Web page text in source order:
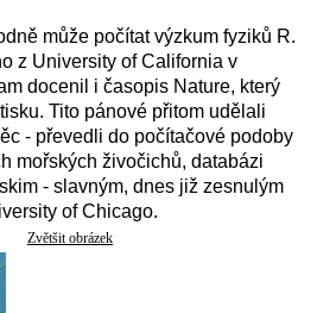
může počítat výzkum fyziků R.
z University of California v
docenil i časopis Nature, který
Tito pánové přitom udělali
- převedli do počítačové podoby
mořských živočichů, databázi
- slavným, dnes již zesnulým
of Chicago.
Zvětšit obrázek